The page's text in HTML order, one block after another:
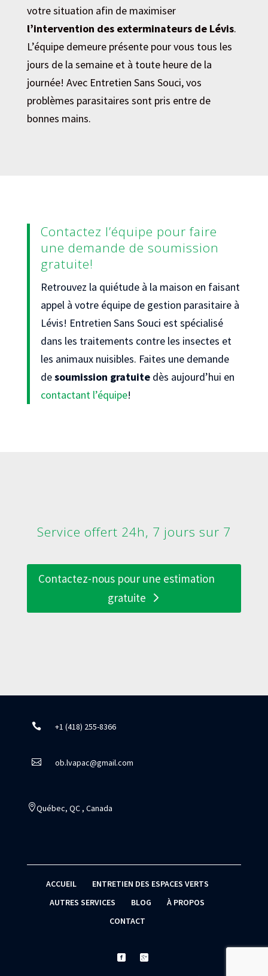
votre situation afin de maximiser
l’intervention des exterminateurs de Lévis.
L’équipe demeure présente pour vous tous les
jours de la semaine et à toute heure de la
journée! Avec Entretien Sans Souci, vos
problèmes parasitaires sont pris entre de
bonnes mains.
Contactez l’équipe pour faire
une demande de soumission
gratuite!
Retrouvez la quiétude à la maison en faisant
appel à votre équipe de gestion parasitaire à
Lévis! Entretien Sans Souci est spécialisé
dans les traitements contre les insectes et
les animaux nuisibles. Faites une demande
desoumission gratuitedès aujourd’hui en
contactant l’équipe!
Service offert 24h, 7 jours sur 7
Contactez-nous pour une estimation
gratuite
 +1 (418) 255-8366
 ob.lvapac@gmail.com
Québec, QC , Canada
ACCUEIL
ENTRETIEN DES ESPACES VERTS
AUTRES SERVICES
BLOG
À PROPOS
CONTACT